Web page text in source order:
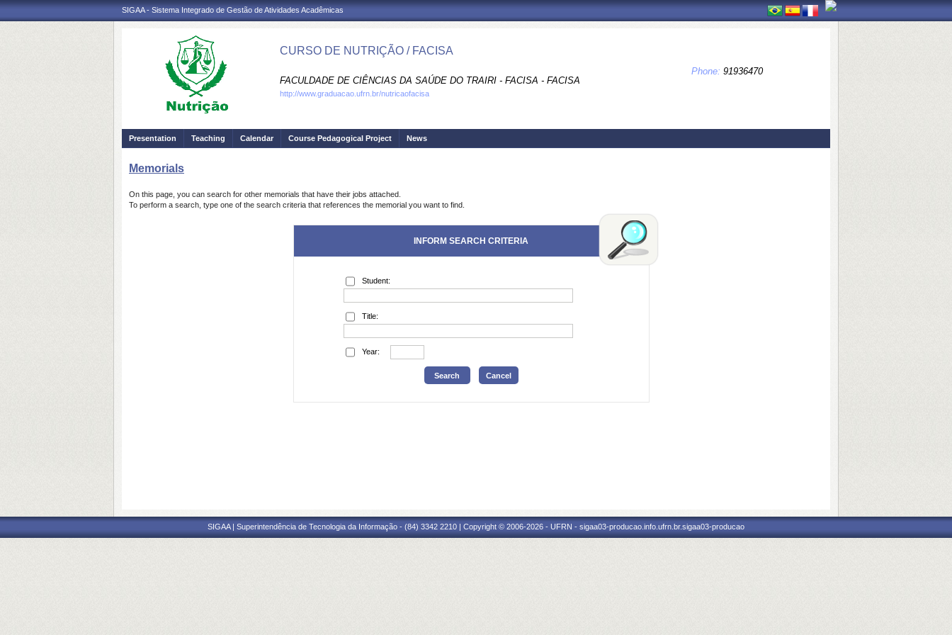
SIGAA - Sistema Integrado de Gestão de Atividades Acadêmicas
CURSO DE NUTRIÇÃO / FACISA
FACULDADE DE CIÊNCIAS DA SAÚDE DO TRAIRI - FACISA - FACISA
Phone: 91936470
http://www.graduacao.ufrn.br/nutricaofacisa
Presentation Teaching Calendar Course Pedagogical Project News
Memorials
On this page, you can search for other memorials that have their jobs attached.
To perform a search, type one of the search criteria that references the memorial you want to find.
INFORM SEARCH CRITERIA
Student:
Title:
Year:
SIGAA | Superintendência de Tecnologia da Informação - (84) 3342 2210 | Copyright © 2006-2026 - UFRN - sigaa03-producao.info.ufrn.br.sigaa03-producao